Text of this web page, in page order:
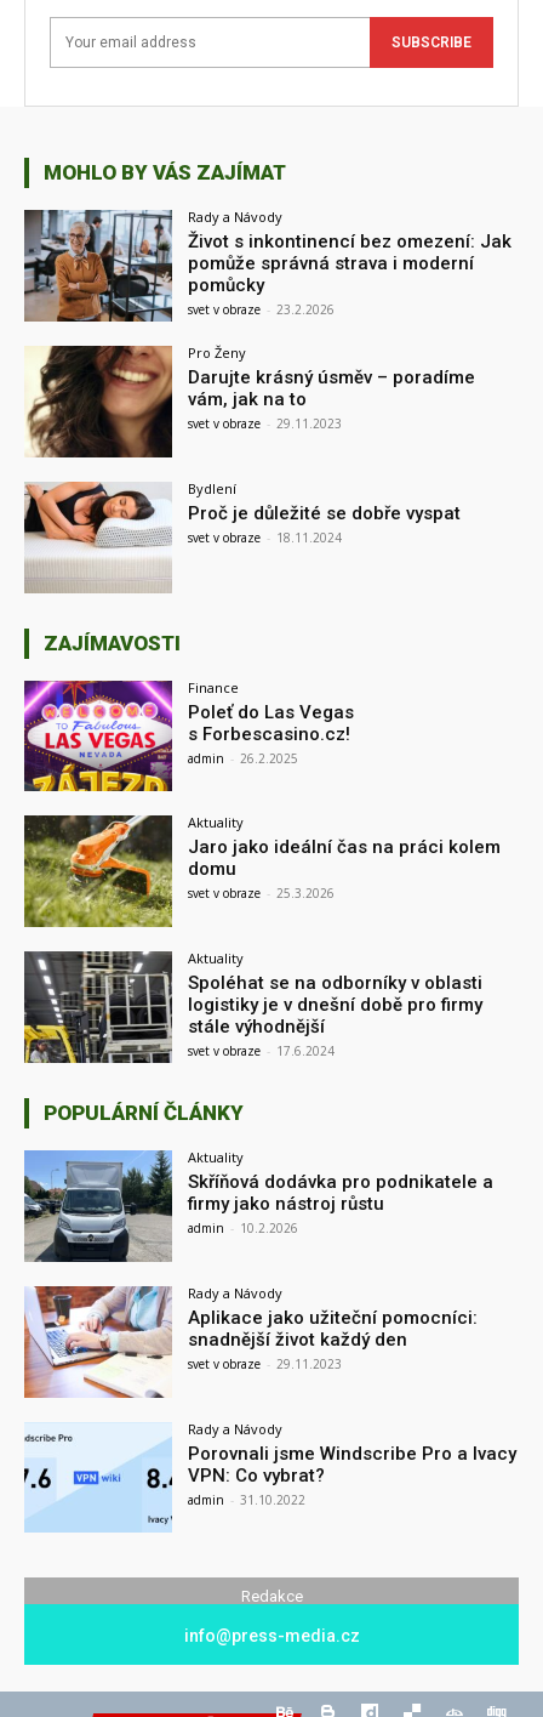
SUBSCRIBE
MOHLO BY VÁS ZAJÍMAT
Rady a Návody
Život s inkontinencí bez omezení: Jak
pomůže správná strava i moderní
pomůcky
svet v obraze - 23.2.2026
Pro Ženy
Darujte krásný úsměv – poradíme
vám, jak na to
svet v obraze - 29.11.2023
Bydlení
Proč je důležité se dobře vyspat
svet v obraze - 18.11.2024
ZAJÍMAVOSTI
Finance
Poleť do Las Vegas
s Forbescasino.cz!
admin - 26.2.2025
Aktuality
Jaro jako ideální čas na práci kolem
domu
svet v obraze - 25.3.2026
Aktuality
Spoléhat se na odborníky v oblasti
logistiky je v dnešní době pro firmy
stále výhodnější
svet v obraze - 17.6.2024
POPULÁRNÍ ČLÁNKY
Aktuality
Skříňová dodávka pro podnikatele a
firmy jako nástroj růstu
admin - 10.2.2026
Rady a Návody
Aplikace jako užiteční pomocníci:
snadnější život každý den
svet v obraze - 29.11.2023
Rady a Návody
Porovnali jsme Windscribe Pro a Ivacy
VPN: Co vybrat?
admin - 31.10.2022
Redakce
info@press-media.cz